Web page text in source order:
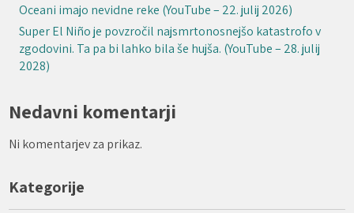
Oceani imajo nevidne reke (YouTube – 22. julij 2026)
Super El Niño je povzročil najsmrtonosnejšo katastrofo v
zgodovini. Ta pa bi lahko bila še hujša. (YouTube – 28. julij
2028)
Nedavni komentarji
Ni komentarjev za prikaz.
Kategorije